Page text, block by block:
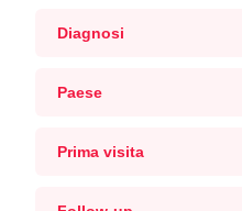
Diagnosi
Paese
Prima visita